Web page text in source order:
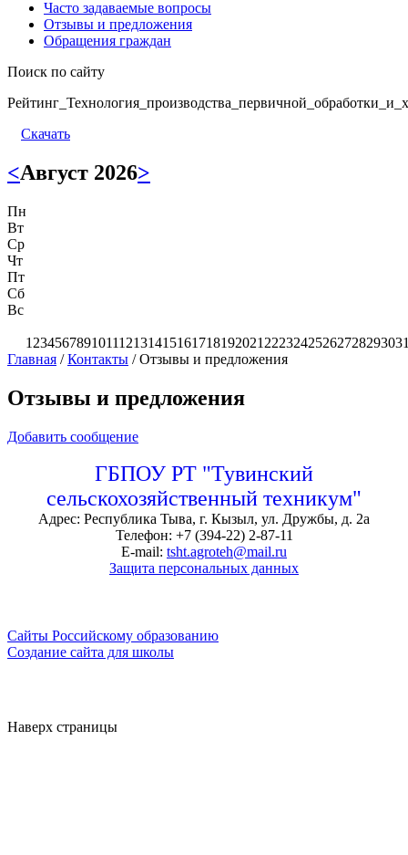
Часто задаваемые вопросы
Отзывы и предложения
Обращения граждан
Поиск по сайту
Скачать
<Август 2026>
Пн
Вт
Ср
Чт
Пт
Сб
Вс
1 23456789101112131415161718192021 222324252627282930
Главная /Контакты /Отзывы и предложения
Отзывы и предложения
Добавить сообщение
ГБПОУ РТ "Тувинский
сельскохозяйственный техникум"
Адрес: Республика Тыва, г. Кызыл, ул. Дружбы, д. 2а
Телефон: +7 (394-22) 2-87-11
E-mail: tsht.agroteh@mail.ru
Защита персональных данных
Сайты Российскому образованию
Создание сайта для школы
Наверх страницы